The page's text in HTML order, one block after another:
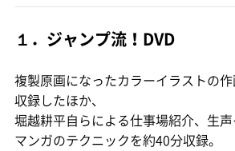
１．ジャンプ流！DVD
複製原画になったカラーイラストの
収録したほか、
堀越耕平自らによる仕事場紹介、生声
マンガのテクニックを約40分収録。